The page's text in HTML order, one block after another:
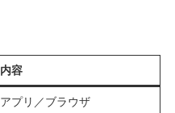
内容
アプリ／ブラウザ